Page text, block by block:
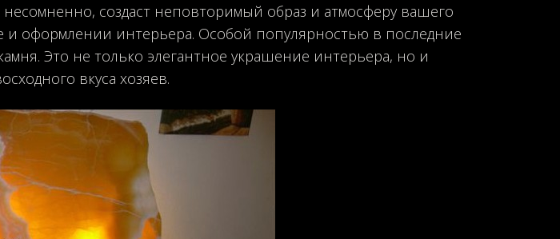
создаст неповторимый образ и атмосферу вашего
и оформлении интерьера. Особой популярностью в последние
Это не только элегантное украшение интерьера, но и
вкуса хозяев.